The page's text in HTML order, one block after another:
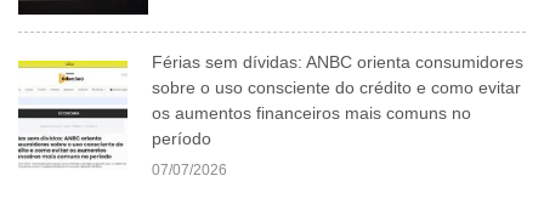
Férias sem dívidas: ANBC orienta consumidores
sobre o uso consciente do crédito e como evitar
os aumentos financeiros mais comuns no
período
07/07/2026